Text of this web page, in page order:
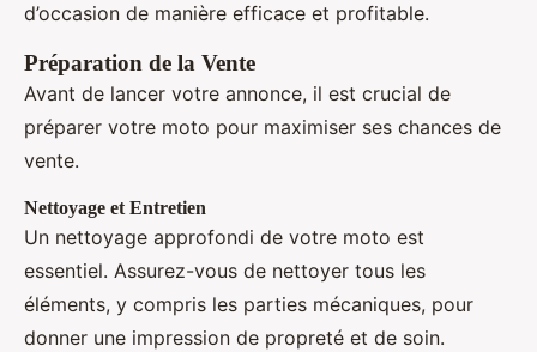
d’occasion de manière efficace et profitable.
Préparation de la Vente
Avant de lancer votre annonce, il est crucial de
préparer votre moto pour maximiser ses chances de
vente.
Nettoyage et Entretien
Un nettoyage approfondi de votre moto est
essentiel. Assurez-vous de nettoyer tous les
éléments, y compris les parties mécaniques, pour
donner une impression de propreté et de soin.